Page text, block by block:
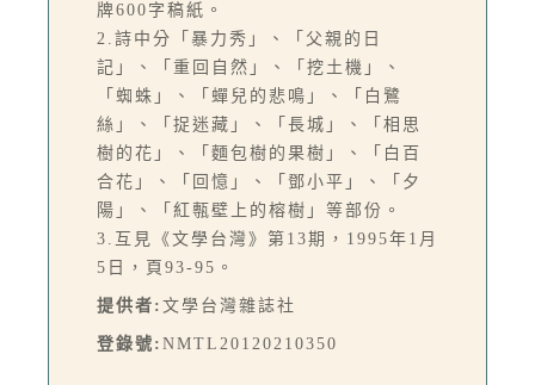
牌600字稿紙。
2.詩中分「暴力秀」、「父親的日
記」、「重回自然」、「挖土機」、
「蜘蛛」、「蟬兒的悲鳴」、「白鷺
絲」、「捉迷藏」、「長城」、「相思
樹的花」、「麵包樹的果樹」、「白百
合花」、「回憶」、「鄧小平」、「夕
陽」、「紅甎壁上的榕樹」等部份。
3.互見《文學台灣》第13期，1995年1月
5日，頁93-95。
提供者: 文學台灣雜誌社
登錄號: NMTL20120210350